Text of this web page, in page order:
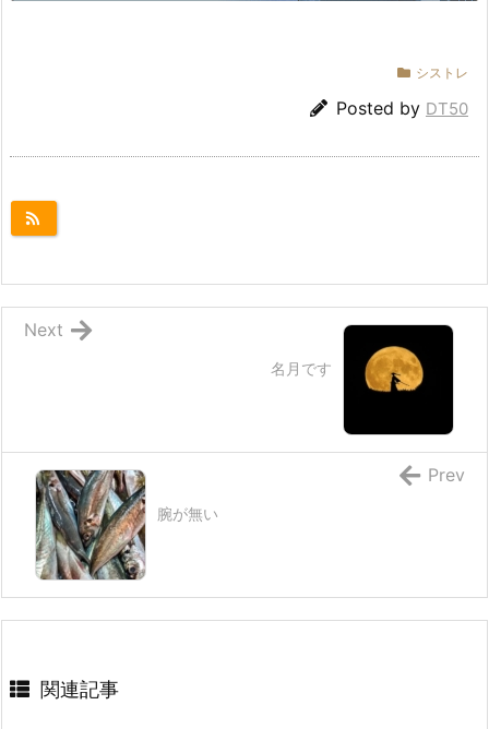
シストレ
Posted by DT50
名月です
Next
腕が無い
Prev
関連記事